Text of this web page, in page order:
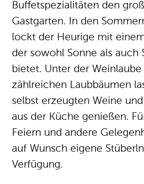
Buffetspezialitäten den
Gastgarten. In den
lockt der Heurige mit
der sowohl Sonne als auch
bietet. Unter der
zählreichen Laubbäumen
selbst erzeugten Weine
aus der Küche genießen.
Feiern und andere
auf Wunsch eigene
Verfügung.